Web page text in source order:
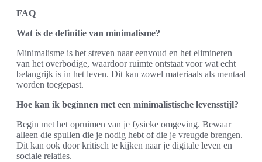
FAQ
Wat is de definitie van minimalisme?
Minimalisme is het streven naar eenvoud en het elimineren
van het overbodige, waardoor ruimte ontstaat voor wat echt
belangrijk is in het leven. Dit kan zowel materiaals als mentaal
worden toegepast.
Hoe kan ik beginnen met een minimalistische levensstijl?
Begin met het opruimen van je fysieke omgeving. Bewaar
alleen die spullen die je nodig hebt of die je vreugde brengen.
Dit kan ook door kritisch te kijken naar je digitale leven en
sociale relaties.